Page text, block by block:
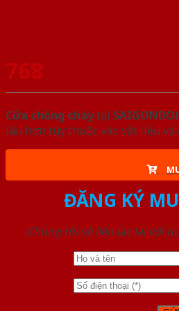
768
Cửa chống cháytại
lâu hơn tùy thuộc vào vật liệu và
ĐĂNG KÝ
Chúng tôi sẽ liên lạc lại với